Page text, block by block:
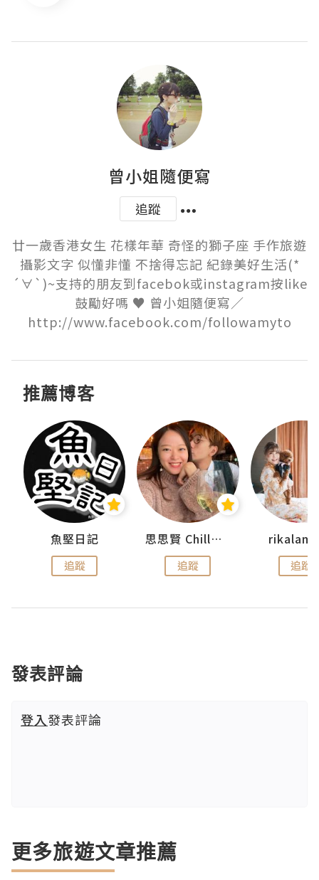
曾小姐隨便寫
追蹤
廿一歲香港女生 花樣年華 奇怪的獅子座 手作旅遊
攝影文字 似懂非懂 不捨得忘記 紀錄美好生活(*
´∀`)~支持的朋友到facebok或instagram按like
鼓勵好嗎 ♥ 曾小姐隨便寫／
http://www.facebook.com/followamyto
推薦博客
魚堅日記
追蹤
思思賢 ChillMyBabe
追蹤 追蹤
發表評論
登入發表評論
更多旅遊文章推薦